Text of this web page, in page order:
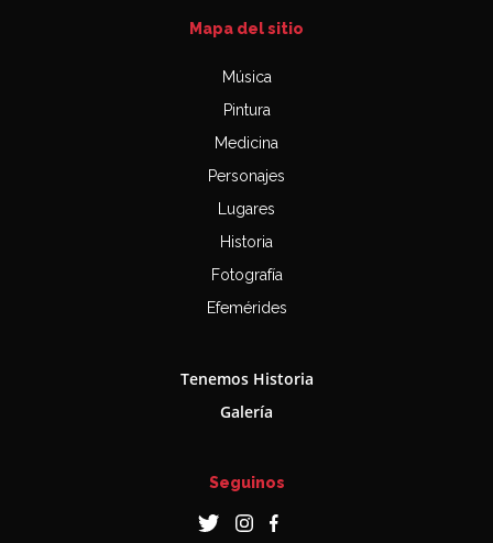
Mapa del sitio
Música
Pintura
Medicina
Personajes
Lugares
Historia
Fotografía
Efemérides
Tenemos Historia
Galería
Seguinos